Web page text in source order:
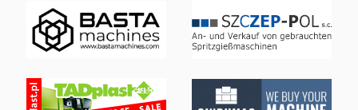
Frezarka Na Konsoli
Frezarka Na Linii Lasu